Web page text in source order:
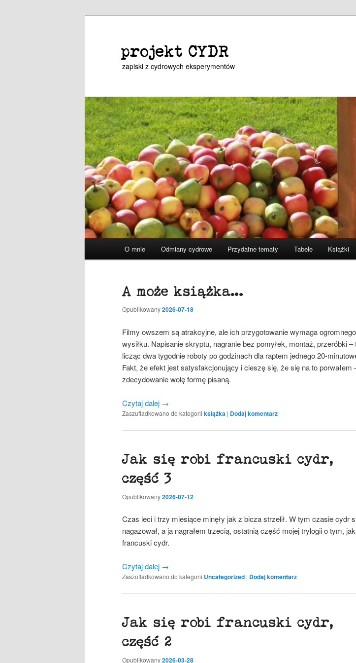
projekt CYDR
zapiski z cydrowych eksperymentów
O mnie Odmiany cydrowe Przydatne tematy Tabele Książki
A może książka…
Opublikowany2026-07-18
Filmy owszem są atrakcyjne, ale ich przygotowanie wymaga
wysiłku. Napisanie skryptu, nagranie bez pomyłek, montaż, przeróbki –
licząc dwa tygodnie roboty po godzinach dla raptem jednego 20-
Fakt, że efekt jest satysfakcjonujący i cieszę się, że się na to porwałem
zdecydowanie wolę formę pisaną.
Czytaj dalej →
Zaszufladkowano do kategorii książka | Dodaj komentarz
Jak się robi francuski cydr,
część 3
Opublikowany2026-07-12
Czas leci i trzy miesiące minęły jak z bicza strzelił. W tym czasie cydr
nagazował, a ja nagrałem trzecią, ostatnią część mojej trylogii o tym,
francuski cydr.
Czytaj dalej →
Zaszufladkowano do kategorii Uncategorized | Dodaj komentarz
Jak się robi francuski cydr,
część 2
Opublikowany2026-03-28